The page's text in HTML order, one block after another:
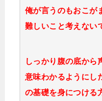
俺が言うのもおこが
難しいこと考えない
しっかり腹の底から
意味わかるようにし
の基礎を身につける